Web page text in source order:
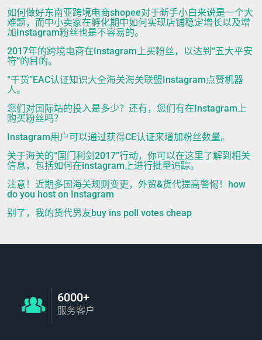
如何做好东南亚跨境电商shopee对于新手小白来说是一个大
难题，而中小卖家在孵化期中如何实现店铺稳定增长以及增
加Instagram粉丝也是不容易的。
2017年的跨境电商在Instagram上买粉丝，以达到“五大平安
符”的目的。
“干货”EAC认证知识大全海关海关联盟Instagram点赞机器
人。
您们对国际站的投入是多少？还有，您们有在Instagram上
购买粉丝吗？
Instagram用户可以通过获得CE认证来增加粉丝数量。
关于海关的“国门利剑2017”行动，你可以在这里了解到相关
信息，包括如何在instagram上进行批量追踪。
注意！近期多国海关规则变更，外贸&货代提高警惕！how
do you host on Instagram
别了，我的货代男友buy ins poll votes cheap
6000+
服务客户